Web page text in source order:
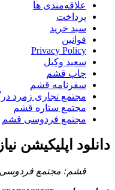
علاقه‌مندی ها
پرداخت
سبد خرید
قوانین
Privacy Policy
سعید وکیل
چاپ قشم
سفرنامه قشم
مجتمع تجاری زمرد
مجتمع ستاره قشم
مجتمع فردوسی قشم
دانلود اپلیکیشن
قشم: مجتمع فردوسی ،